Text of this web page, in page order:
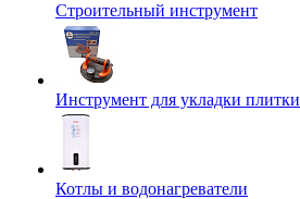
Строительный инструмент
Инструмент для укладки плитки
Котлы и водонагреватели